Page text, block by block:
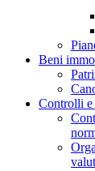
Beni
Controlli e